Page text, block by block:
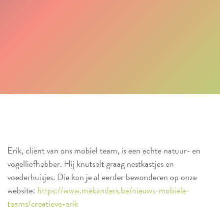
Erik, cliënt van ons mobiel team, is een echte natuur- en
vogelliefhebber. Hij knutselt graag nestkastjes en
voederhuisjes. Die kon je al eerder bewonderen op onze
website: https://www.mekanders.be/nieuws-mobiele-
teams/creatieve-erik